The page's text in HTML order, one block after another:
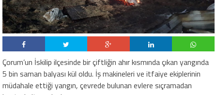
Çorum’un İskilip ilçesinde bir çiftliğin ahır kısmında çıkan yangında
5 bin saman balyası kül oldu. İş makineleri ve itfaiye ekiplerinin
müdahale ettiği yangın, çevrede bulunan evlere sıçramadan